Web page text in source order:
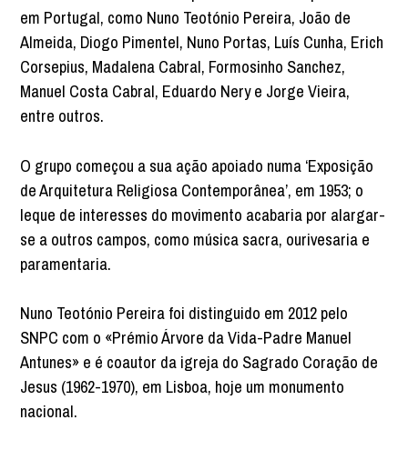
em Portugal, como Nuno Teotónio Pereira, João de
Almeida, Diogo Pimentel, Nuno Portas, Luís Cunha, Erich
Corsepius, Madalena Cabral, Formosinho Sanchez,
Manuel Costa Cabral, Eduardo Nery e Jorge Vieira,
entre outros.
O grupo começou a sua ação apoiado numa ‘Exposição
de Arquitetura Religiosa Contemporânea’, em 1953; o
leque de interesses do movimento acabaria por alargar-
se a outros campos, como música sacra, ourivesaria e
paramentaria.
Nuno Teotónio Pereira foi distinguido em 2012 pelo
SNPC com o «Prémio Árvore da Vida-Padre Manuel
Antunes» e é coautor da igreja do Sagrado Coração de
Jesus (1962-1970), em Lisboa, hoje um monumento
nacional.